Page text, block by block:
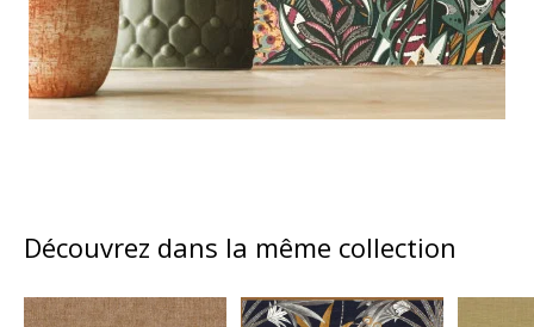
Découvrez dans la même collection